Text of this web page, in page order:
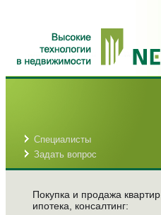
Специалисты
Задать вопрос
Покупка и продажа квартир,
ипотека, консалтинг: